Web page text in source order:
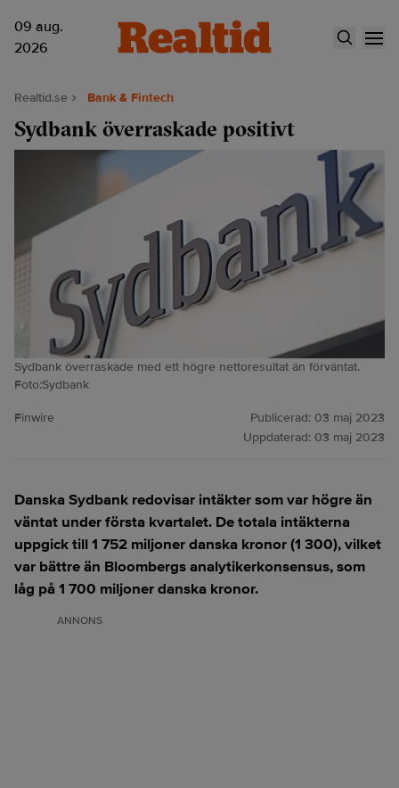
09 aug.
2026
Realtid.se Bank & Fintech
Sydbank överraskade positivt
Sydbank överraskade med ett högre nettoresultat än förväntat.
Foto:Sydbank
Finwire Publicerad: 03 maj 2023
Uppdaterad: 03 maj 2023
Danska Sydbank redovisar intäkter som var högre än
väntat under första kvartalet. De totala intäkterna
uppgick till 1 752 miljoner danska kronor (1 300), vilket
var bättre än Bloombergs analytikerkonsensus, som
låg på 1 700 miljoner danska kronor.
ANNONS